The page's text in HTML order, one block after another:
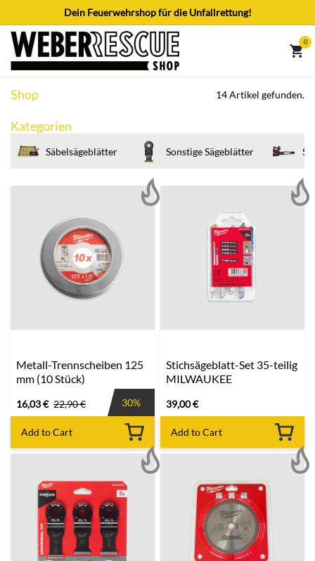
Zum Inhalt springenDein Feuerwehrshop für die Unfallrettung!
0
Shop 14 Artikel gefunden.
Kategorien
Säbelsägeblätter Sonstige Sägeblätter
Metall-Trennscheiben 125
mm (10 Stück)
16,03€ 22,90€ 30%
Add to Cart
Stichsägeblatt-Set 35-teilig
MILWAUKEE
39,00€
Add to Cart